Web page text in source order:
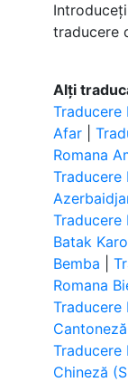
traducere
Alți
Traducere
Afar |
Romana
Traducere
Traducere
Batak Karo
Bemba |
Romana
Traducere
Cantoneză
Traducere
Chineză